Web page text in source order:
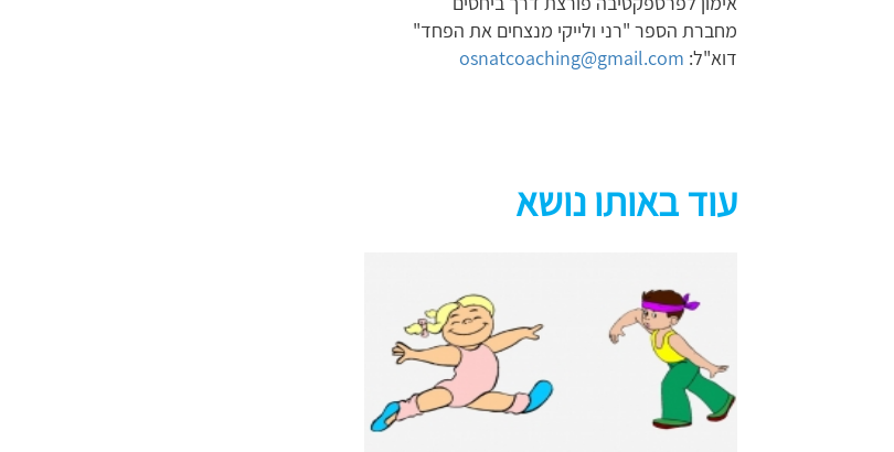
מחברת הספר "רני ולייקי מנצחים את הפחד"
דוא"ל: osnatcoaching@gmail.com
עוד באותו נושא